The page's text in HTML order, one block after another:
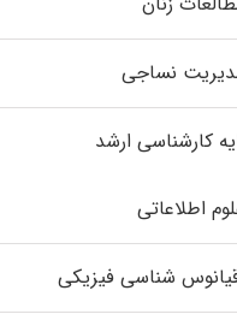
نساجی
کارشناسی ارشد
اطلاعاتی
شناسی فیزیکی